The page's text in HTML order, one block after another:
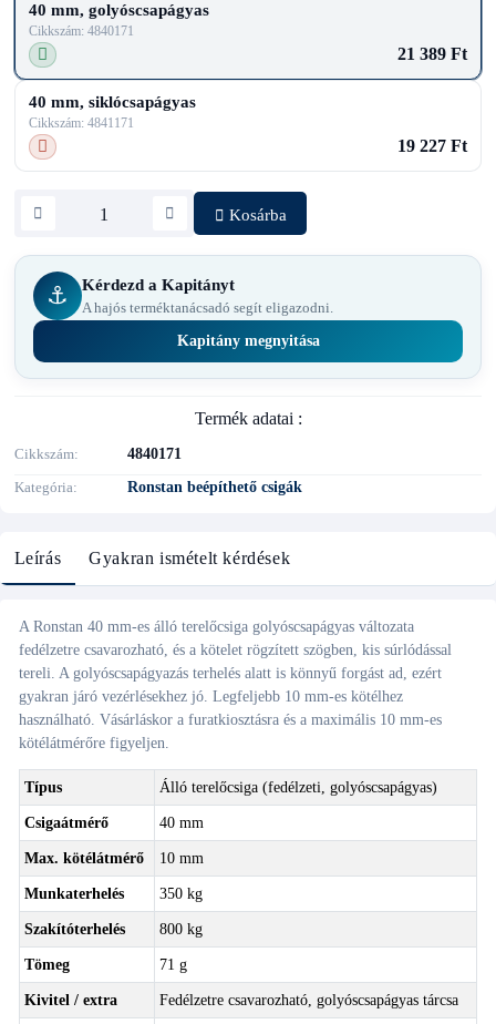
40 mm, golyóscsapágyas
Cikkszám: 4840171
21 389 Ft
40 mm, siklócsapágyas
Cikkszám: 4841171
19 227 Ft
Kosárba
⚓ Kérdezd a Kapitányt
A hajós terméktanácsadó segít eligazodni.
Kapitány megnyitása
Termék adatai :
Cikkszám
4840171
Kategória
Ronstan beépíthető csigák
Leírás Gyakran ismételt kérdések
A Ronstan 40 mm-es álló terelőcsiga golyóscsapágyas változata
fedélzetre csavarozható, és a kötelet rögzített szögben, kis súrlódással
tereli. A golyóscsapágyazás terhelés alatt is könnyű forgást ad, ezért
gyakran járó vezérlésekhez jó. Legfeljebb 10 mm-es kötélhez
használható. Vásárláskor a furatkiosztásra és a maximális 10 mm-es
kötélátmérőre figyeljen.
Típus Álló terelőcsiga (fedélzeti, golyóscsapágyas)
Csigaátmérő 40 mm
Max. kötélátmérő 10 mm
Munkaterhelés 350 kg
Szakítóterhelés 800 kg
Tömeg 71 g
Kivitel / extra Fedélzetre csavarozható, golyóscsapágyas tárcsa